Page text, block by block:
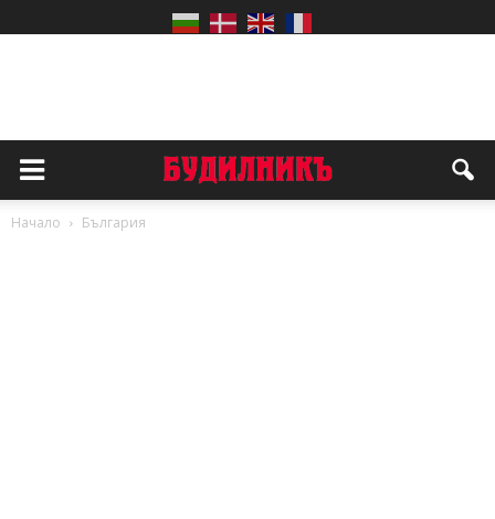
Начало България